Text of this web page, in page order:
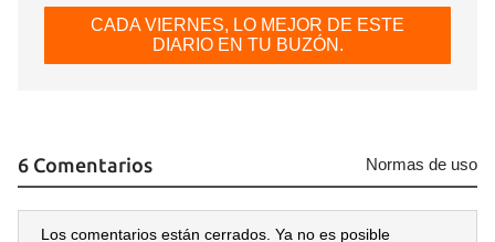
CADA VIERNES, LO MEJOR DE ESTE
DIARIO EN TU BUZÓN.
6 Comentarios Normas de uso
Los comentarios están cerrados. Ya no es posible